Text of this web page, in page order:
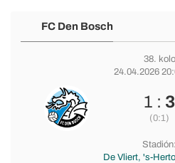
FC Den Bosch
38. kolo
24.04.2026
1 : 3
(0:1)
Stadión:
De Vliert, 's-